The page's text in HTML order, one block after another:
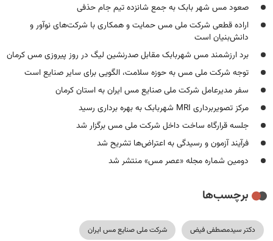
صعود مس شهر بابک به جمع شانزده تیم جام حذفی
اراده قطعی شرکت ملی مس حمایت و همکاری با شرکت‌های نوآور و
دانش‌بنیان است
برد ارزشمند مس شهربابک مقابل صدرنشین لیگ در روز پیروزی مس کرمان
توجه شرکت ملی مس به حوزه سلامت، الگویی برای سایر صنایع است
سفر مدیرعامل شرکت ملی صنایع مس ایران به استان کرمان
مرکز تصویربرداری MRI شهربابک به بهره برداری رسید
جلسه قرارگاه ساخت داخل شرکت ملی مس برگزار شد
فرآیند آزمون و رسیدگی به اعتراض‌ها تشریح شد
دومین شماره مجله «عصر مس» منتشر شد
برچسب‌ها
دکتر سیدمصطفی فیض شرکت ملی صنایع مس ایران